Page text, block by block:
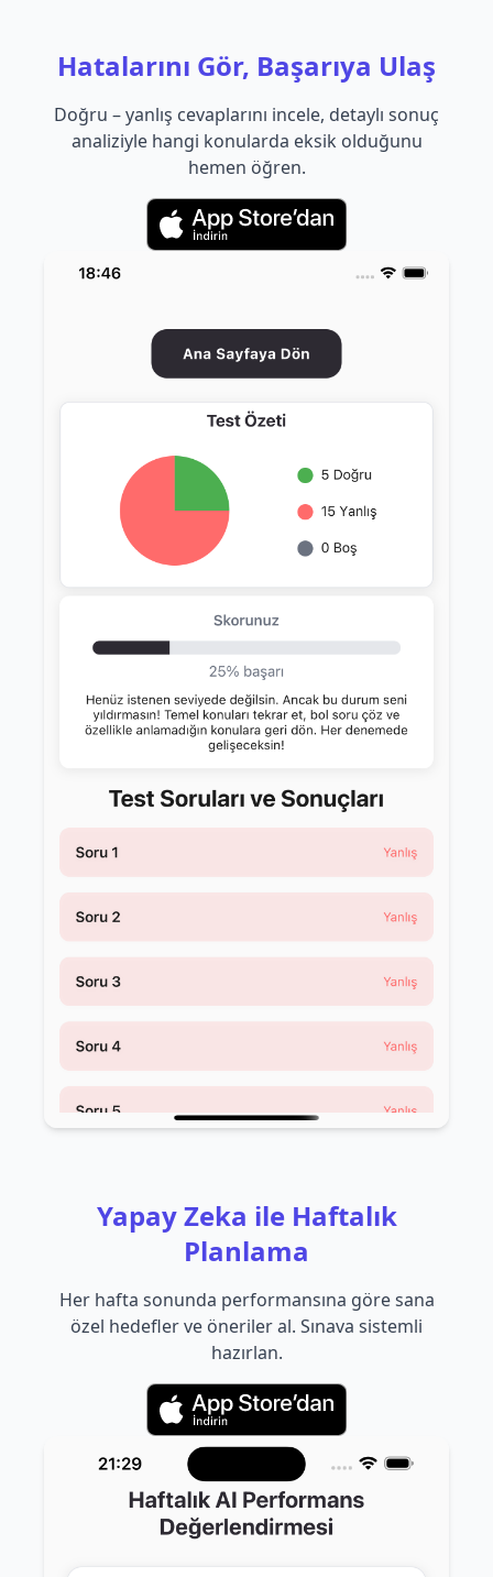
Hatalarını Gör, Başarıya Ulaş
Doğru – yanlış cevaplarını incele, detaylı sonuç
analiziyle hangi konularda eksik olduğunu
hemen öğren.
Yapay Zeka ile Haftalık
Planlama
Her hafta sonunda performansına göre sana
özel hedefler ve öneriler al. Sınava sistemli
hazırlan.